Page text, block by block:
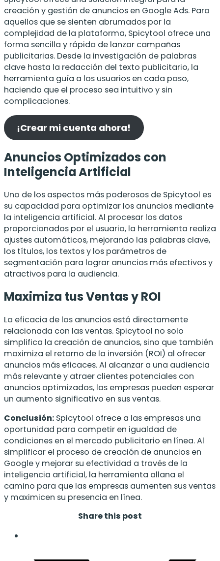
creación y gestión de anuncios en Google Ads. Para
aquellos que se sienten abrumados por la
complejidad de la plataforma, Spicytool ofrece una
forma sencilla y rápida de lanzar campañas
publicitarias. Desde la investigación de palabras
clave hasta la redacción del texto publicitario, la
herramienta guía a los usuarios en cada paso,
haciendo que el proceso sea intuitivo y sin
complicaciones.
¡Crear mi cuenta ahora!
Anuncios Optimizados con
Inteligencia Artificial
Uno de los aspectos más poderosos de Spicytool es
su capacidad para optimizar los anuncios mediante
la inteligencia artificial. Al procesar los datos
proporcionados por el usuario, la herramienta realiza
ajustes automáticos, mejorando las palabras clave,
los títulos, los textos y los parámetros de
segmentación para lograr anuncios más efectivos y
atractivos para la audiencia.
Maximiza tus Ventas y ROI
La eficacia de los anuncios está directamente
relacionada con las ventas. Spicytool no solo
simplifica la creación de anuncios, sino que también
maximiza el retorno de la inversión (ROI) al ofrecer
anuncios más eficaces. Al alcanzar a una audiencia
más relevante y atraer clientes potenciales con
anuncios optimizados, las empresas pueden esperar
un aumento significativo en sus ventas.
Conclusión: Spicytool ofrece a las empresas una
oportunidad para competir en igualdad de
condiciones en el mercado publicitario en línea. Al
simplificar el proceso de creación de anuncios en
Google y mejorar su efectividad a través de la
inteligencia artificial, la herramienta allana el
camino para que las empresas aumenten sus ventas
y maximicen su presencia en línea.
Share this post